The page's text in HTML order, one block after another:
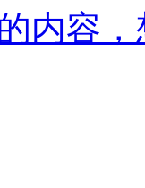
内容